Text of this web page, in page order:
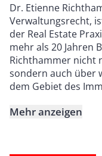
Dr. Etienne
Verwaltungsrecht,
der Real Estate
mehr als 20 Jahren
Richthammer nicht
sondern auch über
dem Gebiet des
Mehr anzeigen